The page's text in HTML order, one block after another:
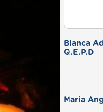
Blanca
Q.E.P.D
Maria